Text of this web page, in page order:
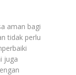
aman bagi
tidak perlu
juga